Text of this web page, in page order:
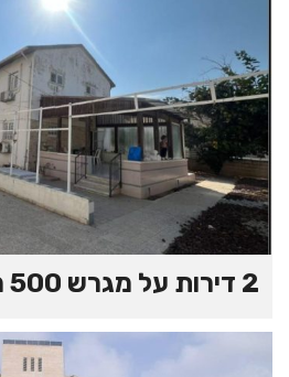
2 דירות על מגרש 500 מ"ר בנתניה